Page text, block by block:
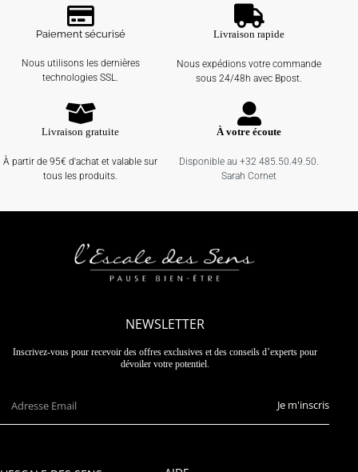
Paiement sécurisé
Nous utilisons les dernières
technologies SSL.
Livraison rapide
Nous expédions votre commande
sous 24/48h avec Bpost.
Livraison gratuite
À partir de 95€ d'achat et valable sur
tous les produits.
À votre écoute
Disponible au +32 485.50.49.50.
Sarah Cornet
NEWSLETTER
Inscrivez-vous pour recevoir des offres exclusives et des conseils d’experts pour
dévoiler votre potentiel.
Je m'inscris